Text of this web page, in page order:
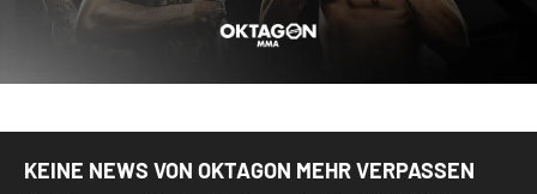
KEINE NEWS VON OKTAGON MEHR VERPASSEN